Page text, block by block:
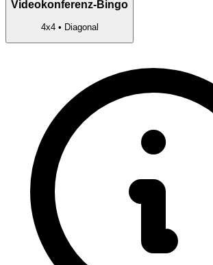
Videokonferenz-Bingo
4x4• Diagonal